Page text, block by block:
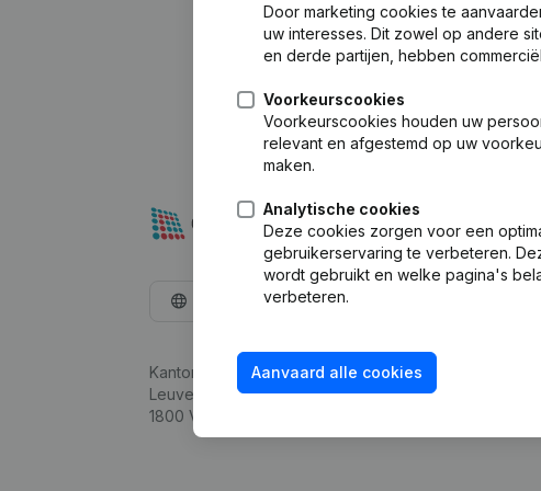
Door marketing cookies te
uw interesses. Dit zowel op andere
en derde partijen, hebben
Voorkeurscookies
Voorkeurscookies houden uw
relevant en afgestemd op uw
maken.
Analytische cookies
Deze cookies zorgen voor een
gebruikerservaring te verbeteren.
wordt gebruikt en welke pagina's
verbeteren.
Aanvaard alle cookies
Nederlands
Kantorenpark Everest
Leuvensesteenweg 248D,
1800 Vilvoorde